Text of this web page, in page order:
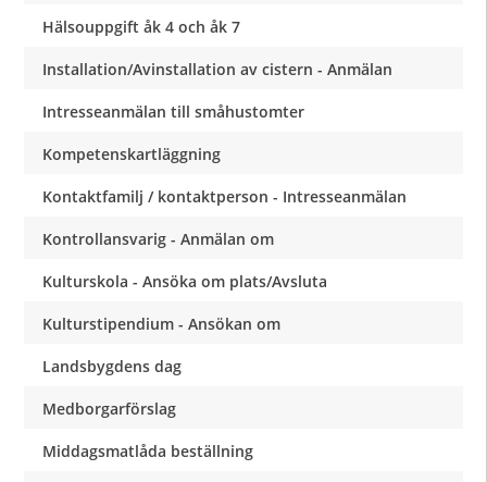
Hälsouppgift åk 4 och åk 7
Installation/Avinstallation av cistern - Anmälan
Intresseanmälan till småhustomter
Kompetenskartläggning
Kontaktfamilj / kontaktperson - Intresseanmälan
Kontrollansvarig - Anmälan om
Kulturskola - Ansöka om plats/Avsluta
Kulturstipendium - Ansökan om
Landsbygdens dag
Medborgarförslag
Middagsmatlåda beställning